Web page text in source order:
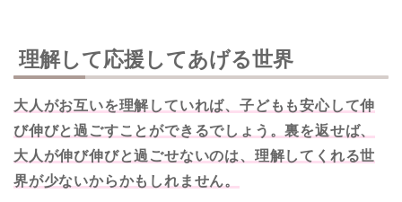
理解して応援してあげる世界
大人がお互いを理解していれば、子どもも安心して伸
び伸びと過ごすことができるでしょう。裏を返せば、
大人が伸び伸びと過ごせないのは、理解してくれる世
界が少ないからかもしれません。